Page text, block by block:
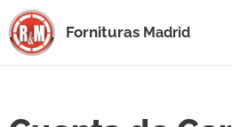
Fornituras Madrid